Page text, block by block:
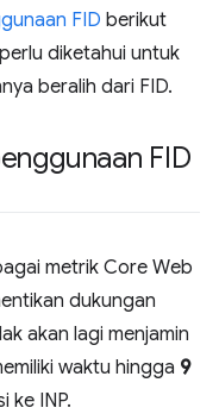
FID berikut
diketahui untuk
beralih dari FID.
FID
metrik Core Web
dukungan
akan lagi menjamin
waktu hingga 9
ke INP.